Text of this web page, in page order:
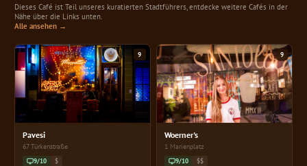
Dieses Café ist Teil unseres kuratierten Stadtführers, entdecke weitere Cafés in der
Nähe über die Links unten.
Alle ansehen →
9
Pavesi
67 Türkenstraße
9/10 $
9
Woerner's
1 Marienplatz
9/10 $$